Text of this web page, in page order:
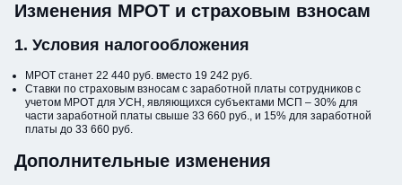
Изменения МРОТ и страховым взносам
1. Условия налогообложения
МРОТ станет 22 440 руб. вместо 19 242 руб.
Ставки по страховым взносам с заработной платы сотрудников с
учетом МРОТ для УСН, являющихся субъектами МСП – 30% для
части заработной платы свыше 33 660 руб., и 15% для заработной
платы до 33 660 руб.
Дополнительные изменения